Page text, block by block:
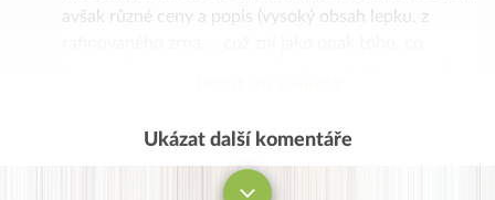
avšak různé ceny a popis (vysoký obsah lepku, z
zdravé sladkosti obecně byste brala jakou mouku z
těchto kvalitních? V cuketovém chlebíčku jsem
Ukázat další komentáře